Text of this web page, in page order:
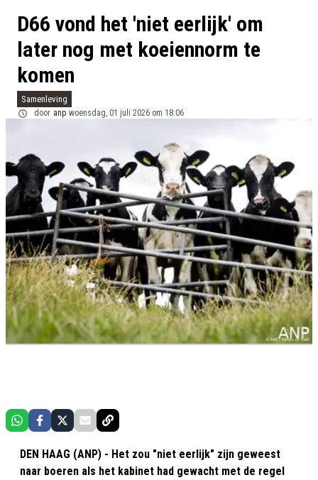
D66 vond het 'niet eerlijk' om
later nog met koeiennorm te
komen
Samenleving
door anp woensdag, 01 juli 2026 om 18:06
DEN HAAG (ANP) - Het zou "niet eerlijk" zijn geweest
naar boeren als het kabinet had gewacht met de regel